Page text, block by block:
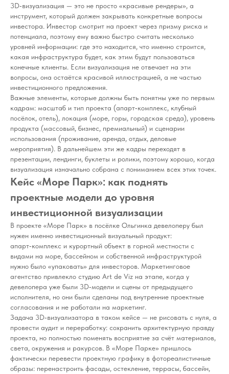
3D‑визуализация — это не просто «красивые рендеры», а
инструмент, который должен закрывать конкретные вопросы
инвестора. Инвестор смотрит на проект через призму риска и
потенциала, поэтому ему важно быстро считать несколько
уровней информации: где это находится, что именно строится,
какая инфраструктура будет, как этим будут пользоваться
конечные клиенты. Если визуализация не отвечает на эти
вопросы, она остаётся красивой иллюстрацией, а не частью
инвестиционного предложения.
Важные элементы, которые должны быть понятны уже по первым
кадрам: масштаб и тип проекта (апарт‑комплекс, клубный
посёлок, отель), локация (море, горы, городская среда), уровень
продукта (массовый, бизнес, премиальный) и сценарии
использования (проживание, аренда, отдых, деловые
мероприятия). В дальнейшем эти же кадры переходят в
презентации, лендинги, буклеты и ролики, поэтому хорошо, когда
визуализация изначально собрана с пониманием всех этих точек.
Кейс «Море Парк»: как поднять
проектные модели до уровня
инвестиционной визуализации
В проекте «Море Парк» в посёлке Ольгинка девелоперу был
нужен именно инвестиционный визуальный продукт:
апарт‑комплекс и курортный объект в горной местности с
видами на море, бассейном и собственной инфраструктурой
нужно было «упаковать» для инвесторов. Маркетинговое
агентство привлекло студию Art de Viz на этапе, когда у
девелопера уже были 3D‑модели и сцены от предыдущего
исполнителя, но они были сделаны под внутренние проектные
согласования и не работали на маркетинг.
Задача 3D‑визуализатора в таком кейсе — не рисовать с нуля, а
провести аудит и переработку: сохранить архитектурную правду
проекта, но полностью поменять восприятие за счёт материалов,
света, окружения и ракурсов. В «Море Парке» пришлось
фактически перевести проектную графику в фотореалистичные
образы: перенастроить фасады, остекление, террасы, бассейн,